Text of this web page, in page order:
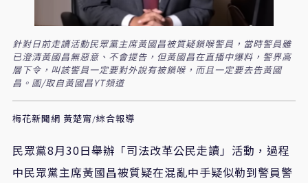
針對日前走讀活動民眾黨主席黃國昌被質疑鎖喉警員，當時警員雖
已澄清黃國昌無惡意、不會提告，但黃國昌在直播中爆料，警界高
層下令，叫該警員一定要對外說有被鎖喉，而且一定要去告黃國
昌。圖/取自黃國昌YT頻道
梅花新聞網 黃楚甯/綜合報導
民眾黨8月30日舉辦「司法改革公民走讀」活動，過程
中民眾黨主席黃國昌被質疑在混亂中手疑似勒到警員警